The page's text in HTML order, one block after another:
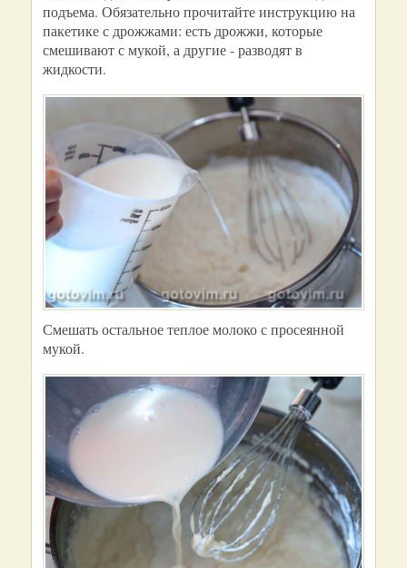
подъема. Обязательно прочитайте инструкцию на
пакетике с дрожжами: есть дрожжи, которые
смешивают с мукой, а другие - разводят в
жидкости.
Смешать остальное теплое молоко с просеянной
мукой.